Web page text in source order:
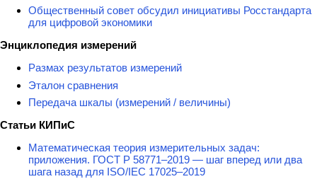
Общественный совет обсудил инициативы Росстандарта
для цифровой экономики
Энциклопедия измерений
Размах результатов измерений
Эталон сравнения
Передача шкалы (измерений / величины)
Статьи КИПиС
Математическая теория измерительных задач:
приложения. ГОСТ Р 58771–2019 — шаг вперед или два
шага назад для ISO/IEC 17025–2019